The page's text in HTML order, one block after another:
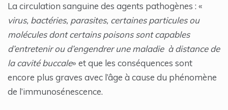
La circulation sanguine des agents pathogènes : «
virus, bactéries, parasites, certaines particules ou
molécules dont certains poisons sont capables
d’entretenir ou d’engendrer une maladie à distance de
la cavité buccale» et que les conséquences sont
encore plus graves avec l’âge à cause du phénomène
de l’immunosénescence.